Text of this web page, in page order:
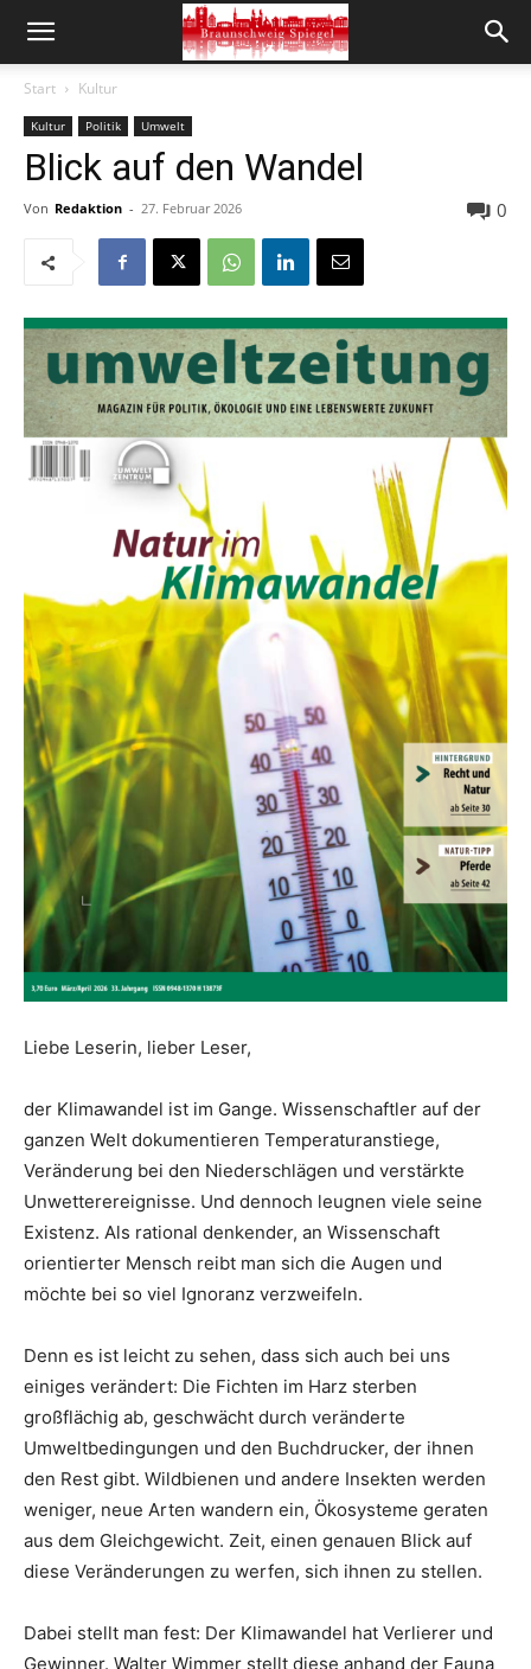
Start Kultur
Kultur Politik Umwelt
Blick auf den Wandel
Von Redaktion - 27. Februar 2026 0
Liebe Leserin, lieber Leser,
der Klimawandel ist im Gange. Wissenschaftler auf der
ganzen Welt dokumentieren Temperaturanstiege,
Veränderung bei den Niederschlägen und verstärkte
Unwetterereignisse. Und dennoch leugnen viele seine
Existenz. Als rational denkender, an Wissenschaft
orientierter Mensch reibt man sich die Augen und
möchte bei so viel Ignoranz verzweifeln.
Denn es ist leicht zu sehen, dass sich auch bei uns
einiges verändert: Die Fichten im Harz sterben
großflächig ab, geschwächt durch veränderte
Umweltbedingungen und den Buchdrucker, der ihnen
den Rest gibt. Wildbienen und andere Insekten werden
weniger, neue Arten wandern ein, Ökosysteme geraten
aus dem Gleichgewicht. Zeit, einen genauen Blick auf
diese Veränderungen zu werfen, sich ihnen zu stellen.
Dabei stellt man fest: Der Klimawandel hat Verlierer und
Gewinner. Walter Wimmer stellt diese anhand der Fauna